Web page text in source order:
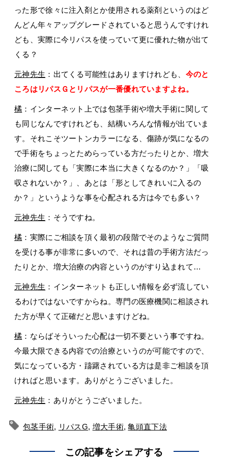
った形で徐々に注入剤とか使用される薬剤というのはど
んどん年々アップグレードされていると思うんですけれ
ども、実際に今リパスを使っていて更に優れた物が出て
くる？
元神先生 ：出てくる可能性はありますけれども、 今のと
ころはリパスＧとリパスが一番優れていますよね。
橘 ：インターネット上では包茎手術や増大手術に関して
も同じなんですけれども、結構いろんな情報が出ていま
す。それこそツートンカラーになる、傷跡が気になるの
で手術をちょっとためらっている方だったりとか、増大
治療に関しても「実際に本当に大きくなるのか？」「吸
収されないか？」、あとは「形としてきれいに入るの
か？」というような事を心配される方は今でも多い？
元神先生 ：そうですね。
橘 ：実際にご相談を頂く最初の段階でそのようなご質問
を受ける事が非常に多いので、それは昔の手術方法だっ
たりとか、増大治療の内容というのがすり込まれて…
元神先生 ：インターネットも正しい情報を必ず流してい
るわけではないですからね。専門の医療機関に相談され
た方が早くて正確だと思いますけどね。
橘 ：ならばそういった心配は一切不要という事ですね。
今最大限できる内容での治療というのが可能ですので、
気になっている方・躊躇されている方は是非ご相談を頂
ければと思います。ありがとうございました。
元神先生 ：ありがとうございました。
包茎手術, リパスG, 増大手術,亀頭直下法
この記事をシェアする